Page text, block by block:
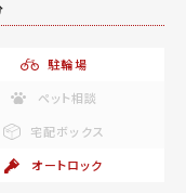
駐輪場
ペット相談
宅配ボックス
オートロック